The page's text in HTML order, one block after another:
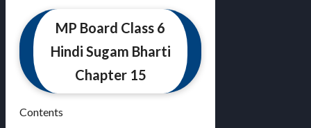
MP Board Class 6
Hindi Sugam Bharti
Chapter 15
Contents